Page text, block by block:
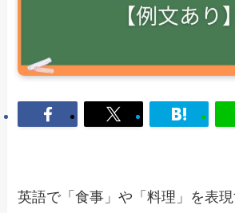
英語で「食事」や「料理」を表現